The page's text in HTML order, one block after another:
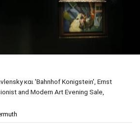
και 'Bahnhof Konigstein', Ernst
and Modern Art Evening Sale,